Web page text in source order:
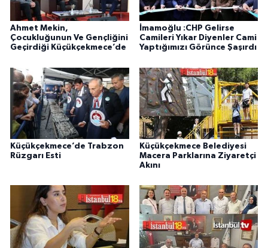
Ahmet Mekin,
Çocukluğunun Ve Gençliğini
Geçirdiği Küçükçekmece’de
İmamoğlu :CHP Gelirse
Camileri Yıkar Diyenler Cami
Yaptığımızı Görünce Şaşırdı
Küçükçekmece’de Trabzon
Rüzgarı Esti
Küçükçekmece Belediyesi
Macera Parklarına Ziyaretçi
Akını